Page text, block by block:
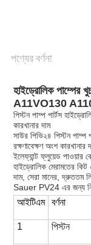
পণ্যের বর্ণনা
হাইড্রোলিক
A11VO130
পিস্টন পাম্প পার্টস
কারখানার দাম
সাউর পিভি২৪ পিস্টন পাম্প
রক্ষণাবেক্ষণ অংশ কারখানার
ইলেফ্যান্ট ফ্লুয়েড পাওয়ার
হাইড্রোলিক মেরামতের কিট
দাম, সেরা মানের, দ্রুততম
Sauer PV24 এর জন্য
আইটিএম বর্ণনা
1 পিস্টন